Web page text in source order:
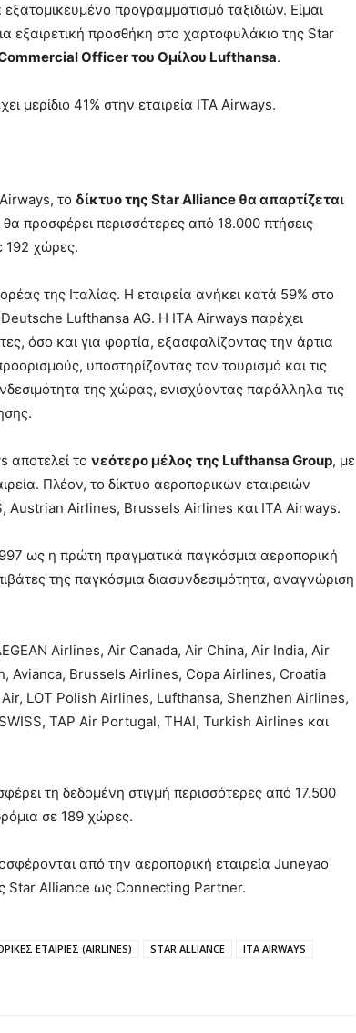
προγραμματισμό ταξιδιών. Είμαι
εξαιρετική προσθήκη στο χαρτοφυλάκιο της Star
Officerτου Ομίλου Lufthansa.
μερίδιο 41% στην εταιρεία ITA Airways.
το δίκτυο της StarAlliance θα απαρτίζεται
θα προσφέρει περισσότερες από 18.000 πτήσεις
192 χώρες.
της Ιταλίας. Η εταιρεία ανήκει κατά 59% στο
Lufthansa AG. Η ITA Airways παρέχει
όσο και για φορτία, εξασφαλίζοντας την άρτια
υποστηρίζοντας τον τουρισμό και τις
της χώρας, ενισχύοντας παράλληλα τις
αποτελεί το νεότερο μέλος της Lufthansa Group, με
Πλέον, το δίκτυο αεροπορικών εταιρειών
Austrian Airlines, Brussels Airlines και ITA Airways.
ως η πρώτη πραγματικά παγκόσμια αεροπορική
της παγκόσμια διασυνδεσιμότητα, αναγνώριση
Airlines, Air Canada, Air China, Air India, Air
Avianca, Brussels Airlines, Copa Airlines, Croatia
LOT Polish Airlines, Lufthansa, Shenzhen Airlines,
TAP Air Portugal, THAI, Turkish Airlines και
τη δεδομένη στιγμή περισσότερες από 17.500
σε 189 χώρες.
από την αεροπορική εταιρεία Juneyao
Star Alliance ως Connecting Partner.
ΕΤΑΙΡΙΕΣ (AIRLINES) STAR ALLIANCE
ITA AIRWAYS